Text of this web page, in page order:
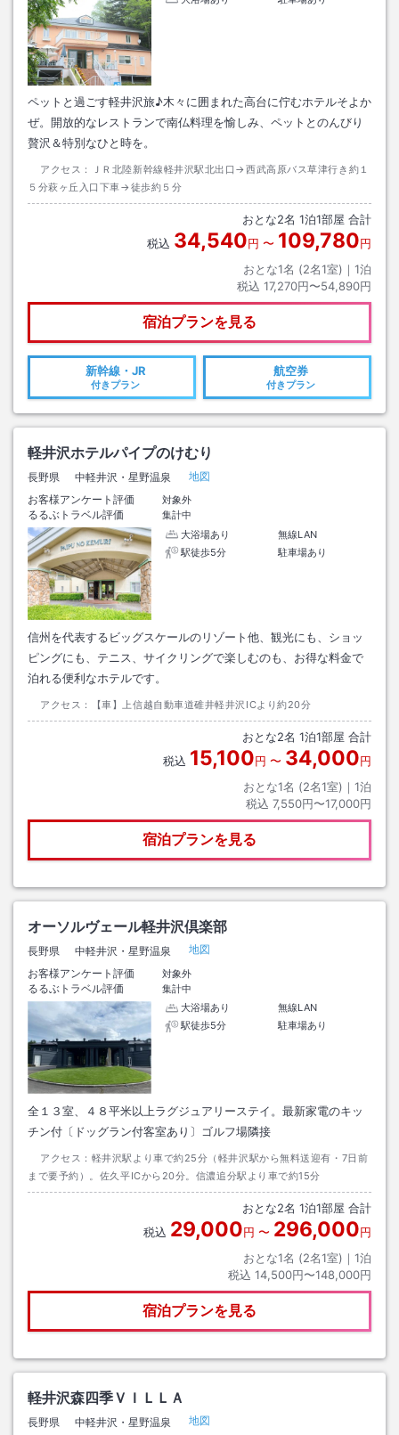
ペットと過ごす軽井沢旅♪木々に囲まれた高台に佇むホテルそよか
ぜ。開放的なレストランで南仏料理を愉しみ、ペットとのんびり
贅沢＆特別なひと時を。
アクセス：
ＪＲ北陸新幹線軽井沢駅北出口→西武高原バス草津行き約１
５分萩ヶ丘入口下車→徒歩約５分
おとな2名 1泊1部屋 合計
税込 34,540円 〜 109,780円
おとな1名 (2名1室)｜ 1泊
税込 17,270円〜54,890円
宿泊プランを見る
新幹線・JR
付きプラン
航空券
付きプラン
軽井沢ホテルパイプのけむり
長野県 中軽井沢・星野温泉
地図
お客様アンケート評価
対象外
るるぶトラベル評価
集計中
大浴場あり
無線LAN
駅徒歩5分
駐車場あり
信州を代表するビッグスケールのリゾート他、観光にも、ショッ
ピングにも、テニス、サイクリングで楽しむのも、お得な料金で
泊れる便利なホテルです。
アクセス： 【車】上信越自動車道碓井軽井沢ICより約20分
おとな2名 1泊1部屋 合計
税込 15,100円 〜 34,000円
おとな1名 (2名1室)｜ 1泊
税込 7,550円〜17,000円
宿泊プランを見る
オーソルヴェール軽井沢倶楽部
長野県 中軽井沢・星野温泉
地図
お客様アンケート評価
対象外
るるぶトラベル評価
集計中
大浴場あり
無線LAN
駅徒歩5分
駐車場あり
全１３室、４８平米以上ラグジュアリーステイ。最新家電のキッ
チン付〔ドッグラン付客室あり〕ゴルフ場隣接
アクセス： 軽井沢駅より車で約25分（軽井沢駅から無料送迎有・7日前
まで要予約）。佐久平ICから20分。信濃追分駅より車で約15分
おとな2名 1泊1部屋 合計
税込 29,000円 〜 296,000円
おとな1名 (2名1室)｜ 1泊
税込 14,500円〜148,000円
宿泊プランを見る
軽井沢森四季ＶＩＬＬＡ
長野県 中軽井沢・星野温泉
地図